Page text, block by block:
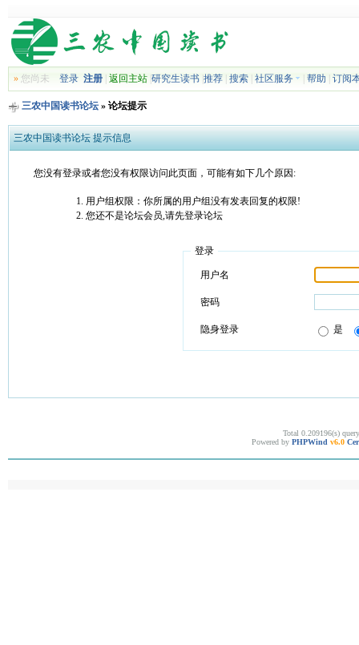
»您尚未 登录 注册| 返回主站| 研究生读书| 推荐| 搜索| 社区服务 帮助 订阅
三农中国读书论坛» 论坛提示
三农中国读书论坛 提示信息
您没有登录或者您没有权限访问此页面，可能有如下几个原因:
用户组权限：你所属的用户组没有发表回复的权限!
您还不是论坛会员,请先登录论坛
登录
用户名
密码
隐身登录 是
Total 0.209196(s)
Powered by PHPWind v6.0